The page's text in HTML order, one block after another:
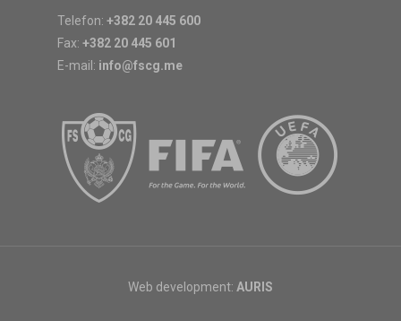
Telefon: +382 20 445 600
Fax: +382 20 445 601
E-mail: info@fscg.me
Web development: AURIS